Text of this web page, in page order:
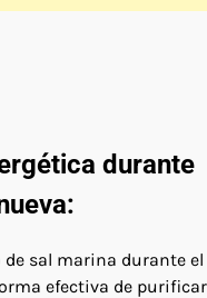
durante
de sal marina durante el
efectiva de purificar